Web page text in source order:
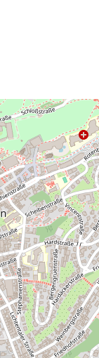
de
conditions.
en faveur
ainsi
avec
de tous
de la
La
Baden
de
de
les